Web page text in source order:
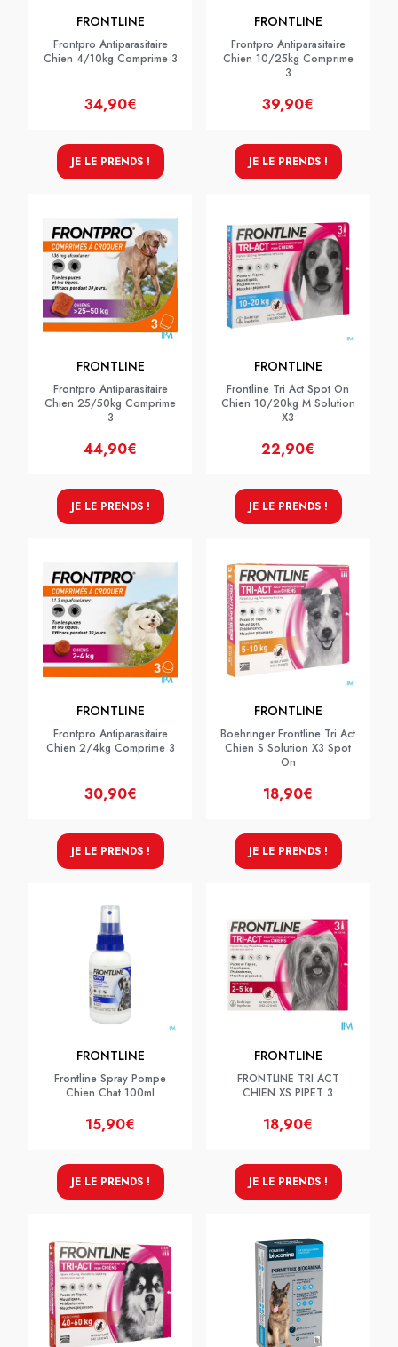
FRONTLINE
Frontpro Antiparasitaire
Chien 4/10kg Comprime 3
34,90€
JE LE PRENDS !
FRONTLINE
Frontpro Antiparasitaire
Chien 10/25kg Comprime
3
39,90€
JE LE PRENDS !
FRONTLINE
Frontpro Antiparasitaire
Chien 25/50kg Comprime
3
44,90€
JE LE PRENDS !
FRONTLINE
Frontline Tri Act Spot On
Chien 10/20kg M Solution
X3
22,90€
JE LE PRENDS !
FRONTLINE
Frontpro Antiparasitaire
Chien 2/4kg Comprime 3
30,90€
JE LE PRENDS !
FRONTLINE
Boehringer Frontline Tri Act
Chien S Solution X3 Spot
On
18,90€
JE LE PRENDS !
FRONTLINE
Frontline Spray Pompe
Chien Chat 100ml
15,90€
JE LE PRENDS !
FRONTLINE
FRONTLINE TRI ACT
CHIEN XS PIPET 3
18,90€
JE LE PRENDS !